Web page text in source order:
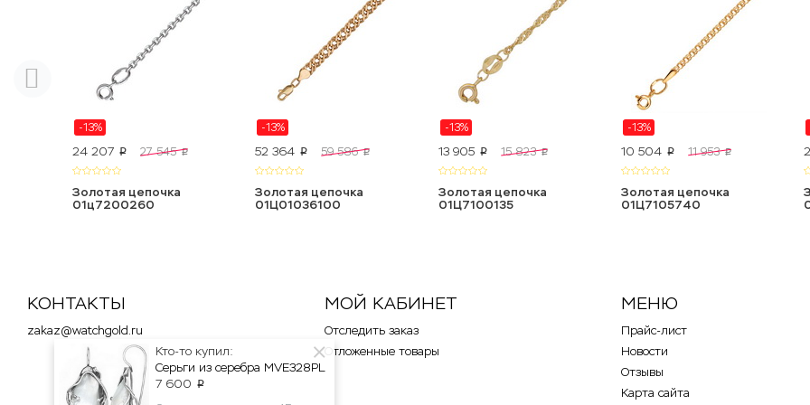
-13%
24 207 p 27 545 p
Золотая цепочка
01ц7200260
-13%
52 364 p 59 586 p
Золотая цепочка
01Ц01036100
-13%
13 905 p 15 823 p
Золотая цепочка
01Ц7100135
-13%
10 504 p 11 953 p
Золотая цепочка
01Ц7105740
КОНТАКТЫ
zakaz@watchgold.ru
МОЙ КАБИНЕТ
Отследить заказ
Отложенные товары
МЕНЮ
Прайс-лист
Новости
Отзывы
Карта сайта
Кто-то купил:
Серьги из серебра MVE328PL
7 600 p